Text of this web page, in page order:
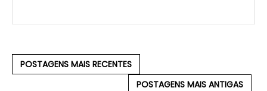
POSTAGENS MAIS RECENTES
POSTAGENS MAIS ANTIGAS